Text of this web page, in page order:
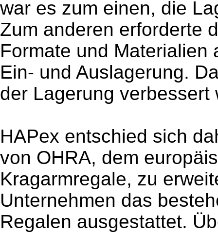
war es zum einen, die
Zum anderen erforderte
Formate und Materialien
Ein- und Auslagerung.
der Lagerung verbessert
HAPex entschied sich
von OHRA, dem
Kragarmregale, zu
Unternehmen das
Regalen ausgestattet.